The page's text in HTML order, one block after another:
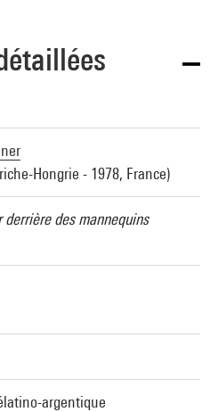
Hongrie - 1978, France)
derrière des mannequins
argentique